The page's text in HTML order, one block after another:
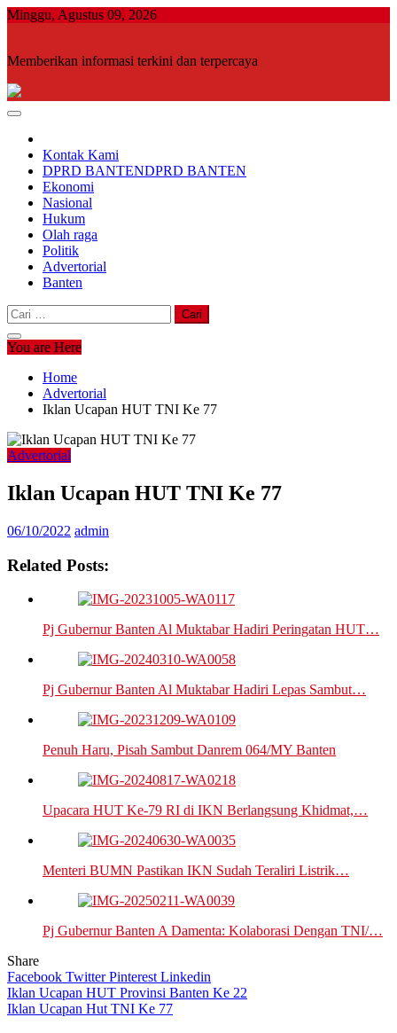
Skip
Minggu, Agustus 09, 2026
Memberikan informasi terkini dan terpercaya
Kontak Kami
DPRD BANTENDPRD BANTEN
Ekonomi
Nasional
Hukum
Olah raga
Politik
Advertorial
Banten
Cari
untuk:
You are Here
Home
Advertorial
Iklan Ucapan HUT TNI Ke 77
Advertorial
Iklan Ucapan HUT TNI Ke 77
06/10/2022 admin
Related Posts:
Pj Gubernur Banten Al Muktabar Hadiri Peringatan HUT…
Pj Gubernur Banten Al Muktabar Hadiri Lepas Sambut…
Penuh Haru, Pisah Sambut Danrem 064/MY Banten
Upacara HUT Ke-79 RI di IKN Berlangsung Khidmat,…
Menteri BUMN Pastikan IKN Sudah Teraliri Listrik…
Pj Gubernur Banten A Damenta: Kolaborasi Dengan TNI/…
Share
Facebook TwitterPinterest Linkedin
Navigasi
pos
Iklan Ucapan HUT Provinsi Banten Ke 22
Iklan Ucapan Hut TNI Ke 77